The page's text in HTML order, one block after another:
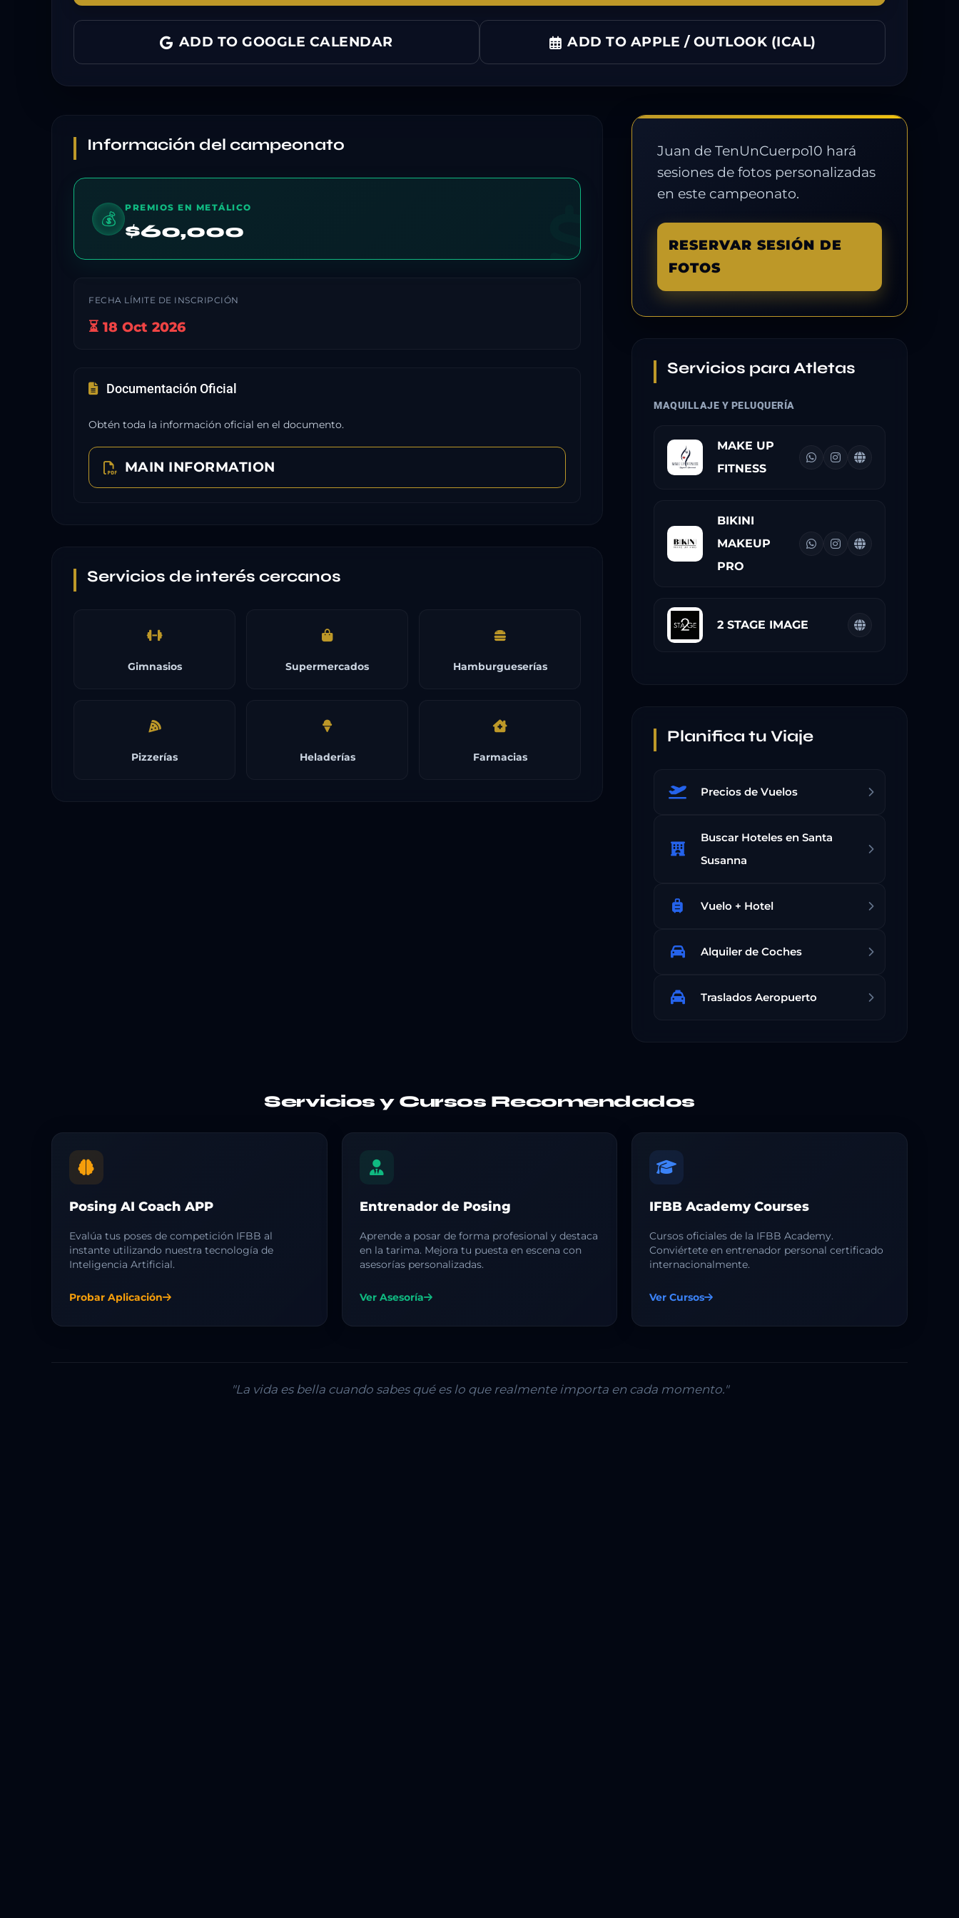
ADD TO GOOGLE CALENDAR ADD TO APPLE / OUTLOOK (ICAL)
Información del campeonato
💰
PREMIOS EN METÁLICO
$60,000
FECHA LÍMITE DE INSCRIPCIÓN
⏳ 18 Oct 2026
Documentación Oficial
Obtén toda la información oficial en el documento.
MAIN INFORMATION
Servicios de interés cercanos
Gimnasios Supermercados Hamburgueserías
Pizzerías Heladerías Farmacias
Juan de TenUnCuerpo10 hará
sesiones de fotos personalizadas
en este campeonato.
RESERVAR SESIÓN DE
FOTOS
Servicios para Atletas
MAQUILLAJE Y PELUQUERÍA
MAKE UP
FITNESS
BIKINI
MAKEUP
PRO
2 STAGE IMAGE
Planifica tu Viaje
Precios de Vuelos
Buscar Hoteles en Santa
Susanna
Vuelo + Hotel
Alquiler de Coches
Traslados Aeropuerto
Servicios y Cursos Recomendados
Posing AI Coach APP
Evalúa tus poses de competición IFBB al
instante utilizando nuestra tecnología de
Inteligencia Artificial.
Probar Aplicación
Entrenador de Posing
Aprende a posar de forma profesional y destaca
en la tarima. Mejora tu puesta en escena con
asesorías personalizadas.
Ver Asesoría
IFBB Academy Courses
Cursos oficiales de la IFBB Academy.
Conviértete en entrenador personal certificado
internacionalmente.
Ver Cursos
"La vida es bella cuando sabes qué es lo que realmente importa en cada momento."